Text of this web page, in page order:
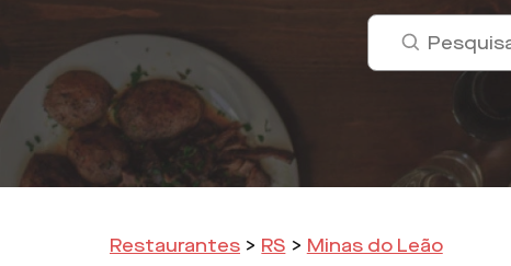
Restaurantes > RS > Minas do Leão